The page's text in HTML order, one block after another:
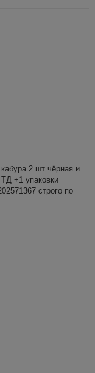
2 шт чёрная и
+1 упаковки
строго по